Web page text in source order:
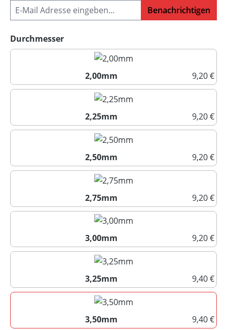
Benachrichtigen
Durchmesserauswählen
2,00mm
9,20 €
2,00mm
2,25mm
9,20 €
2,25mm
2,50mm
9,20 €
2,50mm
2,75mm
9,20 €
2,75mm
3,00mm
9,20 €
3,00mm
3,25mm
9,40 €
3,25mm
3,50mm
9,40 €